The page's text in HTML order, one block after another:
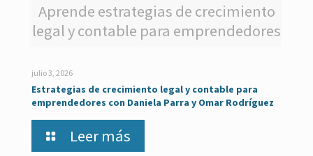
Aprende estrategias de crecimiento
legal y contable para emprendedores
julio 3, 2026
Estrategias de crecimiento legal y contable para
emprendedores con Daniela Parra y Omar Rodríguez
Leer más